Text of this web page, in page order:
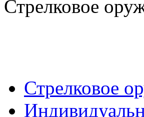
Стрелковое
Стрелковое